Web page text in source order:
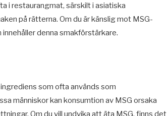
i restaurangmat, särskilt i asiatiska
på rätterna. Om du är känslig mot MSG-
denna smakförstärkare.
som ofta används som
människor kan konsumtion av MSG orsaka
Om du vill undvika att äta MSG, finns det